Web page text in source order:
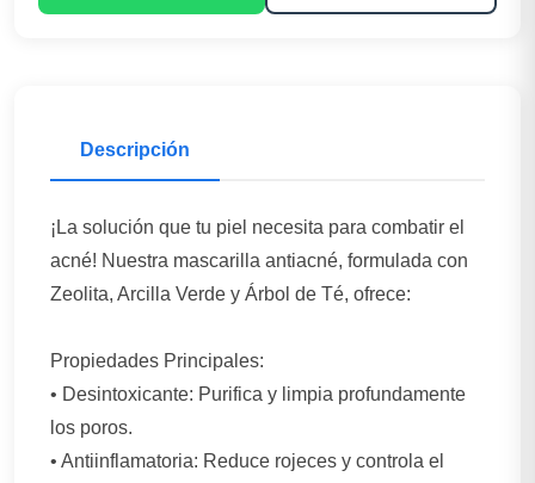
Descripción
¡La solución que tu piel necesita para combatir el
acné! Nuestra mascarilla antiacné, formulada con
Zeolita, Arcilla Verde y Árbol de Té, ofrece:
Propiedades Principales:
• Desintoxicante: Purifica y limpia profundamente
los poros.
• Antiinflamatoria: Reduce rojeces y controla el